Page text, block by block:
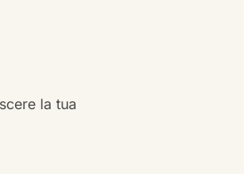
la tua